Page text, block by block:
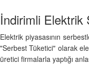
İndirimli Elektrik
Elektrik piyasasının
"Serbest Tüketici" olarak
üretici firmalarla yaptığı